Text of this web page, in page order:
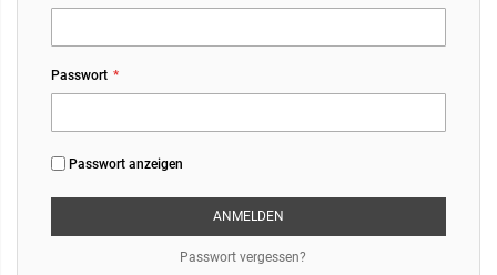
Passwort
Passwort anzeigen
ANMELDEN
Passwort vergessen?